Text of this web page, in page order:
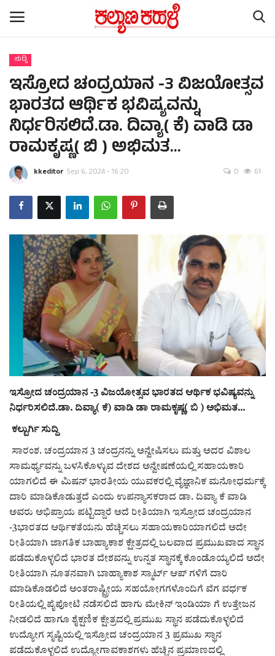
Home
Subscription
Contact
ರಾಷ್ಟ್ರೀಯ ಸುದ್ದಿ
ರಾಜ್ಯ ಸುದ್ದಿ
ಕಲೆ - ಸಾಹಿತ್ಯ
ಕ್ರೈಂ ಸ್ಟೋರಿ
ರಾಜಕೀಯ
ಸುದ್ದಿ
e-paper (ಇ–ಪೇಪರ್‌)
ಪುಸ್ತಕ ಪರಿಚಯ
ಅಂಕಣ
ಸಾಧಕರ ಪರಿಚಯ
ಪತ್ರಕರ್ತರ ಪರಿಚಯ
ಸಂಪಾದಕೀಯ
ಕವನ
Digital Subscription
ಸುದ್ದಿ
ಇಸ್ರೋದ ಚಂದ್ರಯಾನ -3 ವಿಜಯೋತ್ಸವ
ಭಾರತದ ಆರ್ಥಿಕ ಭವಿಷ್ಯವನ್ನು
ನಿರ್ಧರಿಸಲಿದೆ.ಡಾ. ದಿವ್ಯಾ( ಕೆ) ವಾಡಿ ಡಾ
ರಾಮಕೃಷ್ಣ( ಬಿ ) ಅಭಿಮತ...
kkeditor Sep 6, 2024 - 16:20 0 61
ಇಸ್ರೋದ ಚಂದ್ರಯಾನ -3 ವಿಜಯೋತ್ಸವ ಭಾರತದ ಆರ್ಥಿಕ ಭವಿಷ್ಯವನ್ನು
ನಿರ್ಧರಿಸಲಿದೆ.ಡಾ. ದಿವ್ಯಾ( ಕೆ) ವಾಡಿ ಡಾ ರಾಮಕೃಷ್ಣ( ಬಿ ) ಅಭಿಮತ...
ಕಲ್ಬುರ್ಗಿ ಸುದ್ದಿ
ಸಾರಂಶ. ಚಂದ್ರಯಾನ 3 ಚಂದ್ರನನ್ನು ಅನ್ವೇಷಿಸಲು ಮತ್ತು ಅದರ ವಿಶಾಲ
ಸಾಮರ್ಥ್ಯವನ್ನು ಬಳಸಿಕೊಳ್ಳುವ ದೇಶದ ಅನ್ವೇಷಣೆಯಲ್ಲಿ ಸಹಾಯಕಾರಿ
ಯಾಗಲಿದೆ ಈ ಮಿಷನ್ ಭಾರತೀಯ ಯುವಕರಲ್ಲಿ ವೈಜ್ಞಾನಿಕ ಮನೋಧರ್ಮಕ್ಕೆ
ದಾರಿ ಮಾಡಿಕೊಡುತ್ತದೆ ಎಂದು ಉಪನ್ಯಾಸಕರಾದ ಡಾ. ದಿವ್ಯಾ ಕೆ ವಾಡಿ
ಅವರು ಅಭಿಪ್ರಾಯ ಪಟ್ಟಿದ್ದಾರೆ ಅದೆ ರೀತಿಯಾಗಿ ಇಸ್ರೋದ ಚಂದ್ರಯಾನ
-3ಭಾರತದ ಆರ್ಥಿಕತೆಯನು ಹೆಚ್ಚಿಸಲು ಸಹಾಯಕಾರಿಯಾಗಲಿದೆ ಅದೇ
ರೀತಿಯಾಗಿ ಜಾಗತಿಕ ಬಾಹ್ಯಾಕಾಶ ಕ್ಷೇತ್ರದಲ್ಲಿ ಬಲವಾದ ಪ್ರಮುಖವಾದ ಸ್ಥಾನ
ಪಡೆದುಕೊಳ್ಳಲಿದೆ ಭಾರತ ದೇಶವನ್ನು ಉನ್ನತ ಸ್ಥಾನಕ್ಕೆ ಕೊಂಡೊಯ್ಯಲಿದೆ ಅದೇ
ರೀತಿಯಾಗಿ ನೂತನವಾಗಿ ಬಾಹ್ಯಾಕಾಶ ಸ್ಮಾರ್ಟ್ ಆಪ್ ಗಳಿಗೆ ದಾರಿ
ಮಾಡಿಕೊಡಲಿದೆ ಅಂತರಾಷ್ಟ್ರೀಯ ಸಹಯೋಗಗಳೊಂದಿಗೆ ವೆಗ ವರ್ಧಕ
ರೀತಿಯಲ್ಲಿ ಪೈಪೋಟಿ ನಡೆಸಲಿದೆ ಹಾಗು ಮೇಕಿನ್ ಇಂಡಿಯಾ ಗೆ ಉತ್ತೇಜನ
ನೀಡಲಿದೆ ಹಾಗೂ ಶೈಕ್ಷಣಿಕ ಕ್ಷೇತ್ರದಲ್ಲಿ ಪ್ರಮುಖ ಸ್ಥಾನ ಪಡೆದುಕೊಳ್ಳಲಿದೆ
ಉದ್ಯೋಗ ಸೃಷ್ಟಿಯಲ್ಲಿ ಇಸ್ರೋದ ಚಂದ್ರಯಾನ 3 ಪ್ರಮುಖ ಸ್ಥಾನ
ಪಡೆದುಕೊಳ್ಳಲಿದೆ ಉದ್ಯೋಗಾವಕಾಶಗಳು ಹೆಚ್ಚಿನ ಪ್ರಮಾಣದಲ್ಲಿ